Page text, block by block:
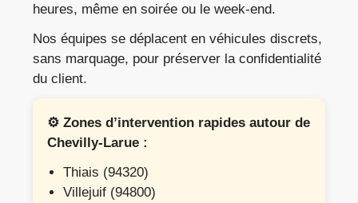
heures, même en soirée ou le week-end.
Nos équipes se déplacent en véhicules discrets,
sans marquage, pour préserver la confidentialité
du client.
⚙️ Zones d’intervention rapides autour de
Chevilly-Larue :
Thiais (94320)
Villejuif (94800)